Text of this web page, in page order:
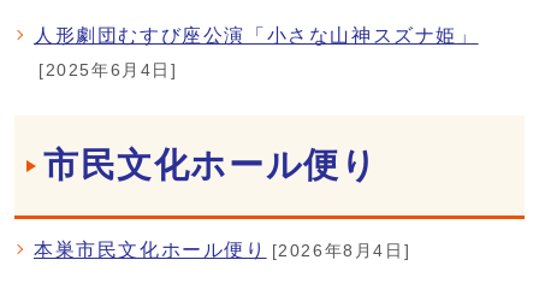
人形劇団むすび座公演「小さな山神スズナ姫」
[2025年6月4日]
市民文化ホール便り
本巣市民文化ホール便り [2026年8月4日]